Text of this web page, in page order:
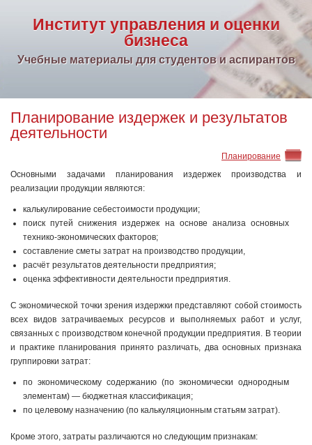
Институт управления и оценки
бизнеса
Учебные материалы для студентов и аспирантов
Планирование издержек и результатов
деятельности
Планирование
Основными задачами планирования издержек производства и
реализации продукции являются:
калькулирование себестоимости продукции;
поиск путей снижения издержек на основе анализа основных
технико-экономических факторов;
составление сметы затрат на производство продукции,
расчёт результатов деятельности предприятия;
оценка эффективности деятельности предприятия.
С экономической точки зрения издержки представляют собой стоимость
всех видов затрачиваемых ресурсов и выполняемых работ и услуг,
связанных с производством конечной продукции предприятия. В теории
и практике планирования принято различать, два основных признака
группировки затрат:
по экономическому содержанию (по экономически однородным
элементам) — бюджетная классификация;
по целевому назначению (по калькуляционным статьям затрат).
Кроме этого, затраты различаются но следующим признакам: